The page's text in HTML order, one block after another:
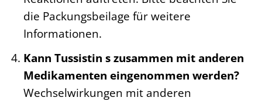
die Packungsbeilage für weitere
Informationen.
Kann Tussistin s zusammen mit anderen
Medikamenten eingenommen werden?
Wechselwirkungen mit anderen